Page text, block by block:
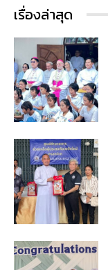
เรื่องล่าสุด